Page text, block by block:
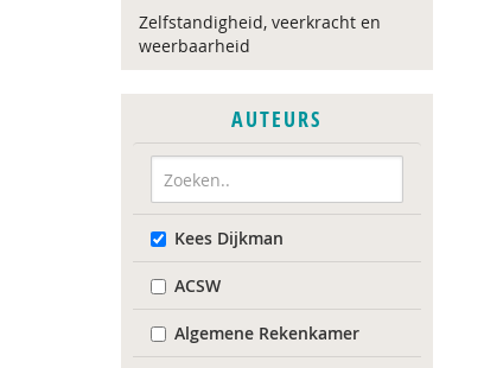
Zelfstandigheid, veerkracht en
weerbaarheid
AUTEURS
Kees Dijkman
ACSW
Algemene Rekenkamer